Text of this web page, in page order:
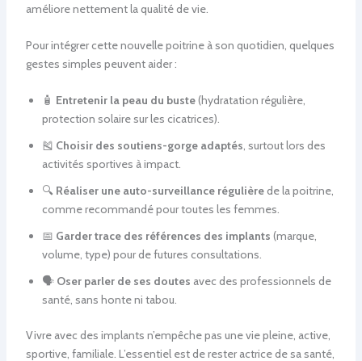
améliore nettement la qualité de vie.
Pour intégrer cette nouvelle poitrine à son quotidien, quelques
gestes simples peuvent aider :
🧴 Entretenir la peau du buste(hydratation régulière,
protection solaire sur les cicatrices).
🎽 Choisir des soutiens-gorge adaptés, surtout lors des
activités sportives à impact.
🔍 Réaliser une auto-surveillance régulièrede la poitrine,
comme recommandé pour toutes les femmes.
📅 Garder trace des références des implants (marque,
volume, type) pour de futures consultations.
🗣️ Oser parler de ses doutes avec des professionnels de
santé, sans honte ni tabou.
Vivre avec des implants n’empêche pas une vie pleine, active,
sportive, familiale. L’essentiel est de rester actrice de sa santé,